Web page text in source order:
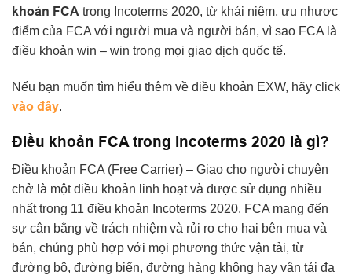
khoản FCA trong Incoterms 2020, từ khái niệm, ưu nhược
điểm của FCA với người mua và người bán, vì sao FCA là
điều khoản win – win trong mọi giao dịch quốc tế.
Nếu bạn muốn tìm hiểu thêm về điều khoản EXW, hãy click
vào đây.
Điều khoản FCA trong Incoterms 2020 là gì?
Điều khoản FCA (Free Carrier) – Giao cho người chuyên
chở là một điều khoản linh hoạt và được sử dụng nhiều
nhất trong 11 điều khoản Incoterms 2020. FCA mang đến
sự cân bằng về trách nhiệm và rủi ro cho hai bên mua và
bán, chúng phù hợp với mọi phương thức vận tải, từ
đường bộ, đường biển, đường hàng không hay vận tải đa